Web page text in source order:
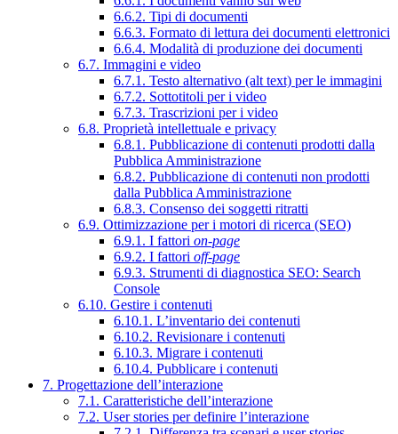
6.6.2. Tipi di documenti
6.6.3. Formato di lettura dei documenti elettronici
6.6.4. Modalità di produzione dei documenti
6.7. Immagini e video
6.7.1. Testo alternativo (alt text) per le immagini
6.7.2. Sottotitoli per i video
6.7.3. Trascrizioni per i video
6.8. Proprietà intellettuale e privacy
6.8.1. Pubblicazione di contenuti prodotti dalla
Pubblica Amministrazione
6.8.2. Pubblicazione di contenuti non prodotti
dalla Pubblica Amministrazione
6.8.3. Consenso dei soggetti ritratti
6.9. Ottimizzazione per i motori di ricerca (SEO)
6.9.1. I fattori on-page
6.9.2. I fattori off-page
6.9.3. Strumenti di diagnostica SEO: Search
Console
6.10. Gestire i contenuti
6.10.1. L’inventario dei contenuti
6.10.2. Revisionare i contenuti
6.10.3. Migrare i contenuti
6.10.4. Pubblicare i contenuti
7. Progettazione dell’interazione
7.1. Caratteristiche dell’interazione
7.2. User stories per definire l’interazione